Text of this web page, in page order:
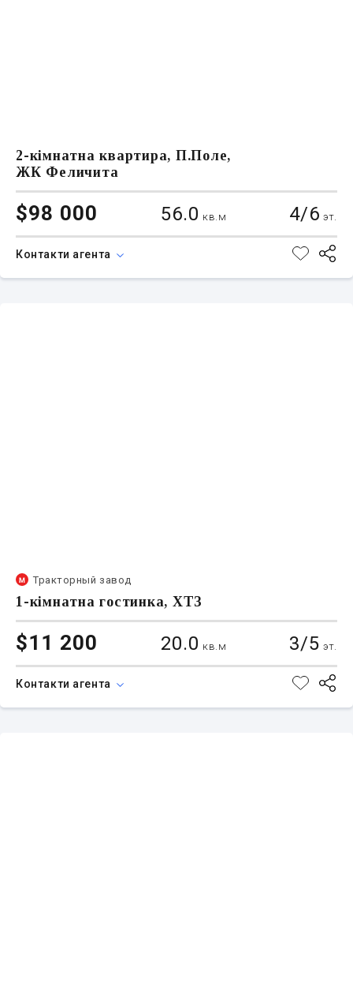
2-кімнатна квартира, П.Поле,
ЖК Феличита
$98 000 56.0 кв.м 4/6 эт.
Контакти агента
Тракторный завод
1-кімнатна гостинка, ХТЗ
$11 200 20.0 кв.м 3/5 эт.
Контакти агента